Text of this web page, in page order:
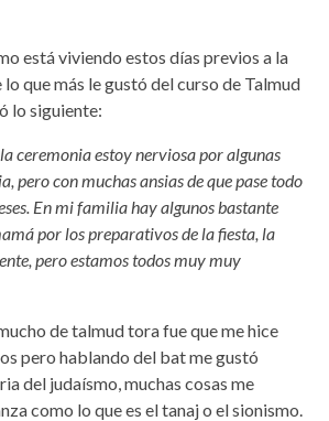
está viviendo estos días previos a la
que más le gustó del curso de Talmud
lo siguiente:
ceremonia estoy nerviosa por algunas
pero con muchas ansias de que pase todo
En mi familia hay algunos bastante
por los preparativos de la fiesta, la
pero estamos todos muy muy
de talmud tora fue que me hice
pero hablando del bat me gustó
del judaísmo, muchas cosas me
como lo que es el tanaj o el sionismo.